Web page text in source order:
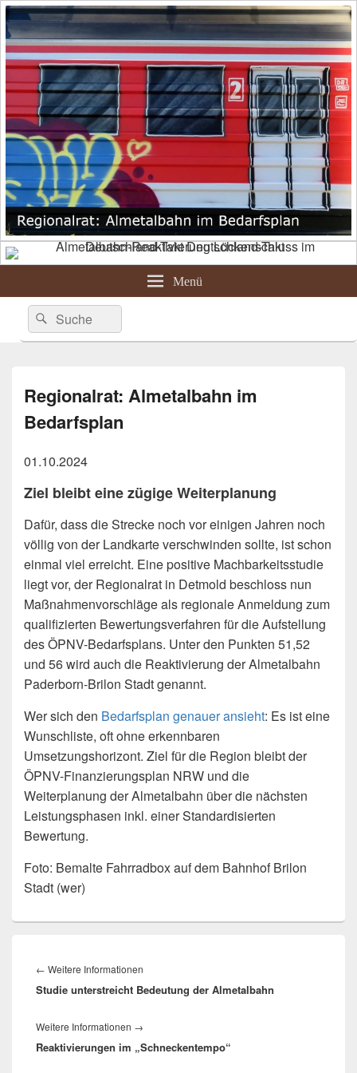
Menü
Suche
nach:
Suchen
Regionalrat: Almetalbahn im
Bedarfsplan
01.10.2024
Ziel bleibt eine zügige Weiterplanung
Dafür, dass die Strecke noch vor einigen Jahren noch
völlig von der Landkarte verschwinden sollte, ist schon
einmal viel erreicht. Eine positive Machbarkeitsstudie
liegt vor, der Regionalrat in Detmold beschloss nun
Maßnahmenvorschläge als regionale Anmeldung zum
qualifizierten Bewertungsverfahren für die Aufstellung
des ÖPNV-Bedarfsplans. Unter den Punkten 51,52
und 56 wird auch die Reaktivierung der Almetalbahn
Paderborn-Brilon Stadt genannt.
Wer sich den Bedarfsplan genauer ansieht: Es ist eine
Wunschliste, oft ohne erkennbaren
Umsetzungshorizont. Ziel für die Region bleibt der
ÖPNV-Finanzierungsplan NRW und die
Weiterplanung der Almetalbahn über die nächsten
Leistungsphasen inkl. einer Standardisierten
Bewertung.
Foto: Bemalte Fahrradbox auf dem Bahnhof Brilon
Stadt (wer)
← Weitere Informationen
Beitrag:
Studie unterstreicht Bedeutung der Almetalbahn
Weitere Informationen →
Beitrag:
Reaktivierungen im „Schneckentempo“